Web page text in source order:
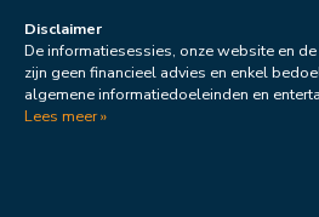
Disclaimer
De informatiesessies, onze website en
zijn geen financieel advies en enkel
algemene informatiedoeleinden en
Lees meer »